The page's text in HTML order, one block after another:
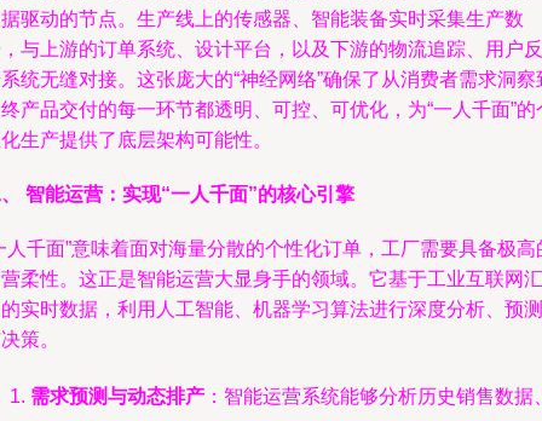
驱动的节点。生产线上的传感器、智能装备实时采集生产数
与上游的订单系统、设计平台，以及下游的物流追踪、用户反
统无缝对接。这张庞大的“神经网络”确保了从消费者需求洞察
产品交付的每一环节都透明、可控、可优化，为“一人千面”的
生产提供了底层架构可能性。
智能运营：实现“一人千面”的核心引擎
人千面”意味着面对海量分散的个性化订单，工厂需要具备极高
柔性。这正是智能运营大显身手的领域。它基于工业互联网汇
实时数据，利用人工智能、机器学习算法进行深度分析、预测
策。
需求预测与动态排产 ：智能运营系统能够分析历史销售数据